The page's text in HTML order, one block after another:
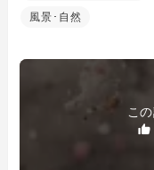
風景･自然
こ